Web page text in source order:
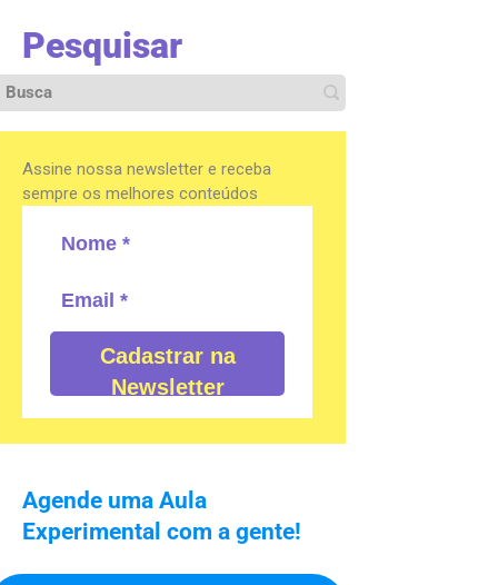
Pesquisar
Assine nossa newsletter e receba
sempre os melhores conteúdos
Cadastrar na
Newsletter
Agende uma Aula
Experimental com a gente!